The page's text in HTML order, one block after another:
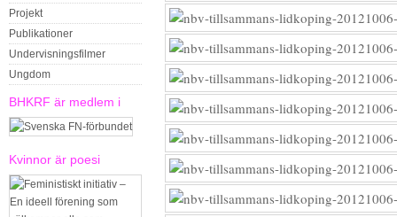
Projekt
Publikationer
Undervisningsfilmer
Ungdom
BHKRF är medlem i
Kvinnor är poesi